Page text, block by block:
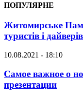
ПОПУЛЯРНЕ
Житомирське
туристів і
10.08.2021 - 18:10
Самое важное о
презентации